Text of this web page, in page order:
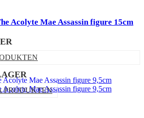
Acolyte Mae Assassin figure 15cm
PRODUKTEN